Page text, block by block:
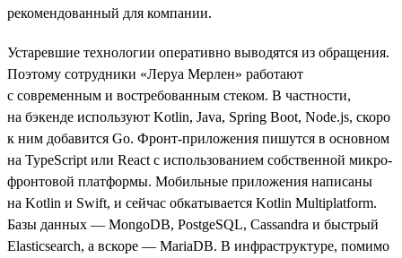
рекомендованный для компании.
Устаревшие технологии оперативно выводятся из обращения.
Поэтому сотрудники «Леруа Мерлен» работают
с современным и востребованным стеком. В частности,
на бэкенде используют Kotlin, Java, Spring Boot, Node.js, скоро
к ним добавится Go. Фронт-приложения пишутся в основном
на TypeScript или React с использованием собственной микро-
фронтовой платформы. Мобильные приложения написаны
на Kotlin и Swift, и сейчас обкатывается Kotlin Multiplatform.
Базы данных — MongoDB, PostgeSQL, Cassandra и быстрый
Elasticsearch, а вскоре — MariaDB. В инфраструктуре, помимо